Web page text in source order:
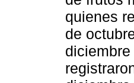
quienes
de